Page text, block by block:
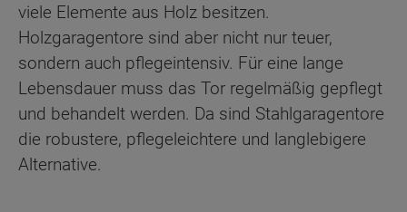
viele Elemente aus Holz besitzen.
Holzgaragentore sind aber nicht nur teuer,
sondern auch pflegeintensiv. Für eine lange
Lebensdauer muss das Tor regelmäßig gepflegt
und behandelt werden. Da sind Stahlgaragentore
die robustere, pflegeleichtere und langlebigere
Alternative.